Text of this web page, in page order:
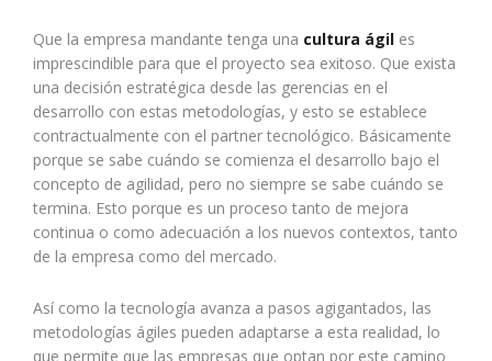
Que la empresa mandante tenga una cultura ágil es
imprescindible para que el proyecto sea exitoso. Que exista
una decisión estratégica desde las gerencias en el
desarrollo con estas metodologías, y esto se establece
contractualmente con el partner tecnológico. Básicamente
porque se sabe cuándo se comienza el desarrollo bajo el
concepto de agilidad, pero no siempre se sabe cuándo se
termina. Esto porque es un proceso tanto de mejora
continua o como adecuación a los nuevos contextos, tanto
de la empresa como del mercado.
Así como la tecnología avanza a pasos agigantados, las
metodologías ágiles pueden adaptarse a esta realidad, lo
que permite que las empresas que optan por este camino